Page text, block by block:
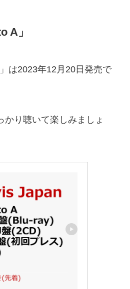
A」
は2023年12月20日発売で
かり聴いて楽しみましょ